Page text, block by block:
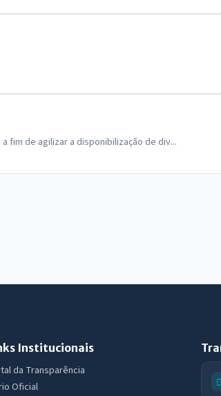
fim de agilizar a disponibilização de div...
Institucionais
da Transparência
Oficial
IntGest